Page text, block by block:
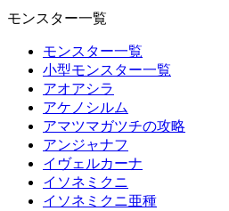
モンスター一覧
モンスター一覧
小型モンスター一覧
アオアシラ
アケノシルム
アマツマガツチの攻略
アンジャナフ
イヴェルカーナ
イソネミクニ
イソネミクニ亜種